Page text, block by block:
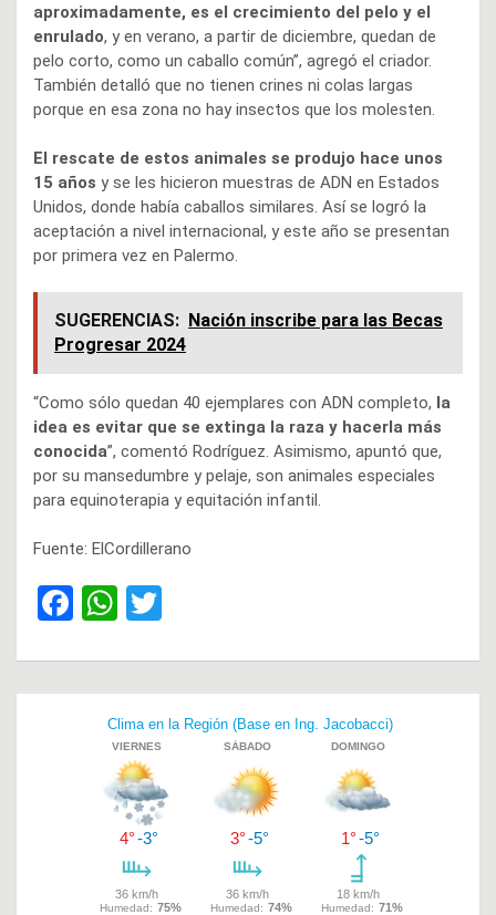
aproximadamente, es el crecimiento del pelo y el
enrulado, y en verano, a partir de diciembre, quedan de
pelo corto, como un caballo común”, agregó el criador.
También detalló que no tienen crines ni colas largas
porque en esa zona no hay insectos que los molesten.
El rescate de estos animales se produjo hace unos
15 años y se les hicieron muestras de ADN en Estados
Unidos, donde había caballos similares. Así se logró la
aceptación a nivel internacional, y este año se presentan
por primera vez en Palermo.
SUGERENCIAS: Nación inscribe para las Becas
Progresar 2024
“Como sólo quedan 40 ejemplares con ADN completo, la
idea es evitar que se extinga la raza y hacerla más
conocida”, comentó Rodríguez. Asimismo, apuntó que,
por su mansedumbre y pelaje, son animales especiales
para equinoterapia y equitación infantil.
Fuente: ElCordillerano
F
ce
W
at
s
A
p
p
tt
er
entradas